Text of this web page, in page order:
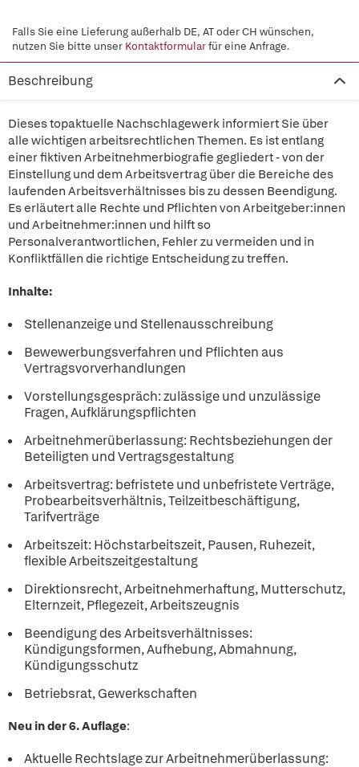
Falls Sie eine Lieferung außerhalb DE, AT oder CH wünschen,
nutzen Sie bitte unser Kontaktformularfür eine Anfrage.
Beschreibung
Dieses topaktuelle Nachschlagewerk informiert Sie über
alle wichtigen arbeitsrechtlichen Themen. Es ist entlang
einer fiktiven Arbeitnehmerbiografie gegliedert - von der
Einstellung und dem Arbeitsvertrag über die Bereiche des
laufenden Arbeitsverhältnisses bis zu dessen Beendigung.
Es erläutert alle Rechte und Pflichten von Arbeitgeber:innen
und Arbeitnehmer:innen und hilft so
Personalverantwortlichen, Fehler zu vermeiden und in
Konfliktfällen die richtige Entscheidung zu treffen.
Inhalte:
Stellenanzeige und Stellenausschreibung
Bewewerbungsverfahren und Pflichten aus
Vertragsvorverhandlungen
Vorstellungsgespräch: zulässige und unzulässige
Fragen, Aufklärungspflichten
Arbeitnehmerüberlassung: Rechtsbeziehungen der
Beteiligten und Vertragsgestaltung
Arbeitsvertrag: befristete und unbefristete Verträge,
Probearbeitsverhältnis, Teilzeitbeschäftigung,
Tarifverträge
Arbeitszeit: Höchstarbeitszeit, Pausen, Ruhezeit,
flexible Arbeitszeitgestaltung
Direktionsrecht, Arbeitnehmerhaftung, Mutterschutz,
Elternzeit, Pflegezeit, Arbeitszeugnis
Beendigung des Arbeitsverhältnisses:
Kündigungsformen, Aufhebung, Abmahnung,
Kündigungsschutz
Betriebsrat, Gewerkschaften
Neu in der 6. Auflage:
Aktuelle Rechtslage zur Arbeitnehmerüberlassung: